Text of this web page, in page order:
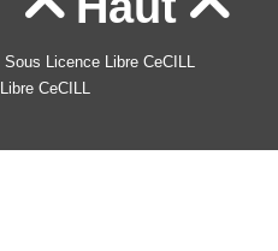
Sous Licence Libre CeCILL
CeCILL